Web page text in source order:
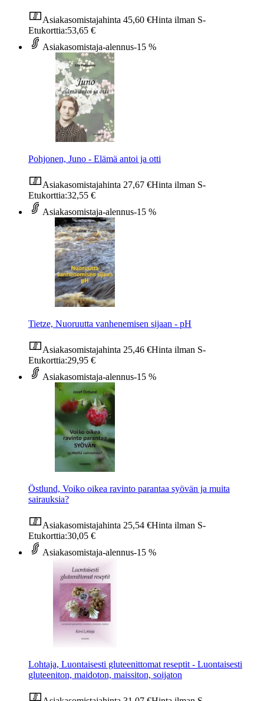
Asiakasomistajahinta 45,60 €Hinta ilman S-
Etukorttia:53,65 €
Asiakasomistaja-alennus-15 %
Pohjonen, Juno - Elämä antoi ja otti
Asiakasomistajahinta 27,67 €Hinta ilman S-
Etukorttia:32,55 €
Asiakasomistaja-alennus-15 %
Tietze, Nuoruutta vanhenemisen sijaan - pH
Asiakasomistajahinta 25,46 €Hinta ilman S-
Etukorttia:29,95 €
Asiakasomistaja-alennus-15 %
Östlund, Voiko oikea ravinto parantaa syövän ja muita
sairauksia?
Asiakasomistajahinta 25,54 €Hinta ilman S-
Etukorttia:30,05 €
Asiakasomistaja-alennus-15 %
Lohtaja, Luontaisesti gluteenittomat reseptit - Luontaisesti
gluteeniton, maidoton, maissiton, soijaton